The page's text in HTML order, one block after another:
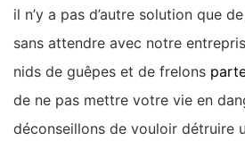
il n’y a pas d’autre solution que
sans attendre avec notre
nids de guêpes et de frelons
de ne pas mettre votre vie en
déconseillons de vouloir détruire